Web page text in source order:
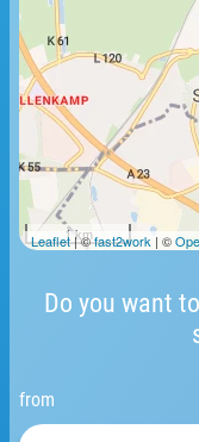
Do you want
from
1 km
Leaflet| ©fast2work | ©